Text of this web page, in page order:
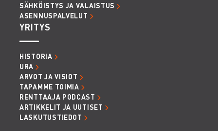
SÄHKÖISTYS JA VALAISTUS
ASENNUSPALVELUT
YRITYS
HISTORIA
URA
ARVOT JA VISIOT
TAPAMME TOIMIA
RENTTAAJA PODCAST
ARTIKKELIT JA UUTISET
LASKUTUSTIEDOT